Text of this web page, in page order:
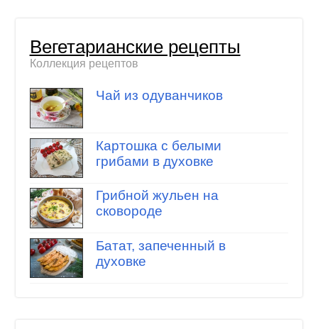
Вегетарианские рецепты
Коллекция рецептов
Чай из одуванчиков
Картошка с белыми
грибами в духовке
Грибной жульен на
сковороде
Батат, запеченный в
духовке